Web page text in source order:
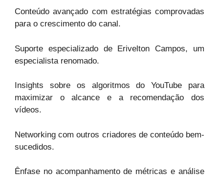
Conteúdo avançado com estratégias comprovadas
para o crescimento do canal.
Suporte especializado de Erivelton Campos, um
especialista renomado.
Insights sobre os algoritmos do YouTube para
maximizar o alcance e a recomendação dos
vídeos.
Networking com outros criadores de conteúdo bem-
sucedidos.
Ênfase no acompanhamento de métricas e análise